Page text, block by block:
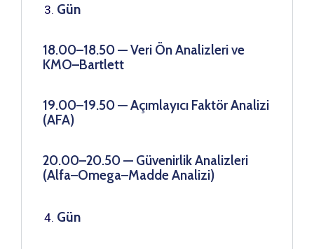
Gün
18.00–18.50 — Veri Ön Analizleri ve
KMO–Bartlett
19.00–19.50 — Açımlayıcı Faktör Analizi
(AFA)
20.00–20.50 — Güvenirlik Analizleri
(Alfa–Omega–Madde Analizi)
Gün